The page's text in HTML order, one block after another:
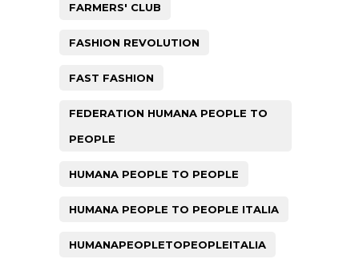
FARMERS' CLUB
FASHION REVOLUTION
FAST FASHION
FEDERATION HUMANA PEOPLE TO
PEOPLE
HUMANA PEOPLE TO PEOPLE
HUMANA PEOPLE TO PEOPLE ITALIA
HUMANAPEOPLETOPEOPLEITALIA